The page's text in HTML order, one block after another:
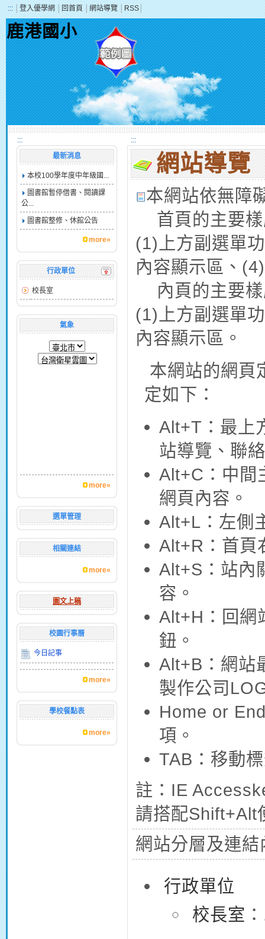
::: 登入優學網 回首頁 網站導覽 RSS
鹿港國小
:::
最新消息
本校100學年度中年級國...
圖書館暫停借書、閱讀課
公...
圖書館整修、休館公告
more»
行政單位
校長室
氣象
more»
選單管理
相關連結
more»
圖文上稿
校園行事曆
今日記事
more»
學校餐點表
more»
:::
網站導覽
本網站依無障
首頁的主要樣
(1)上方副選單
內容顯示區、
內頁的主要樣
(1)上方副選單
內容顯示區。
本網站的網頁
定如下：
Alt+T：最上
站導覽、聯
Alt+C：中間
網頁內容。
Alt+L：左側
Alt+R：首頁
Alt+S：站內
容。
Alt+H：回網
鈕。
Alt+B：網站
製作公司
Home or
項。
TAB：移動
註：IE
請搭配Shift+Alt
網站分層及連結
行政單位
校長室